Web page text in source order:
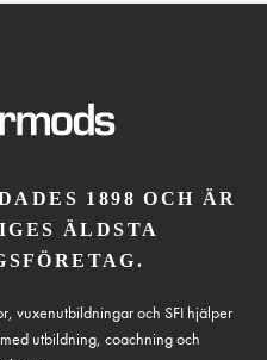
1898 OCH ÄR
ÄLDSTA
vuxenutbildningar och SFI hjälper
utbildning, coachning och